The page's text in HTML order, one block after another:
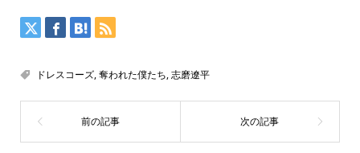
ドレスコーズ,奪われた僕たち,志磨遼平